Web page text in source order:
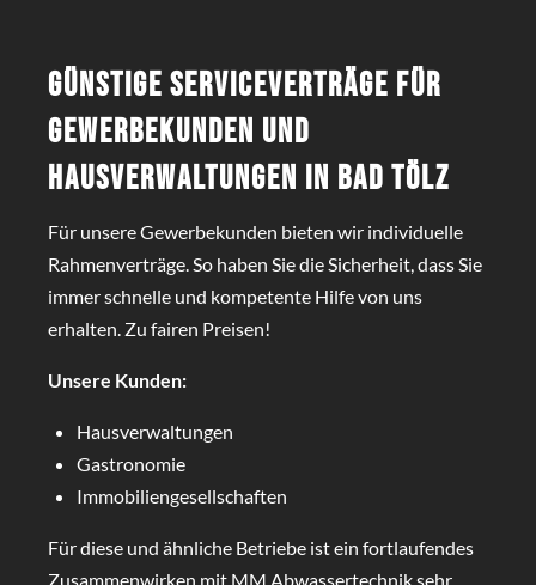
Günstige Serviceverträge für
Gewerbekunden und
Hausverwaltungen in Bad Tölz
Für unsere Gewerbekunden bieten wir individuelle
Rahmenverträge. So haben Sie die Sicherheit, dass Sie
immer schnelle und kompetente Hilfe von uns
erhalten. Zu fairen Preisen!
Unsere Kunden:
Hausverwaltungen
Gastronomie
Immobiliengesellschaften
Für diese und ähnliche Betriebe ist ein fortlaufendes
Zusammenwirken mit MM Abwassertechnik sehr